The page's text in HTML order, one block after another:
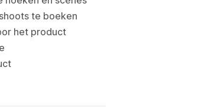
te boeken
het product